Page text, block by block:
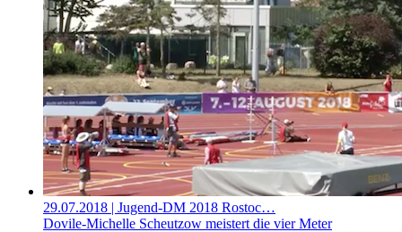
29.07.2018 | Jugend-DM 2018 Rostoc…
Dovile-Michelle Scheutzow meistert die vier Meter